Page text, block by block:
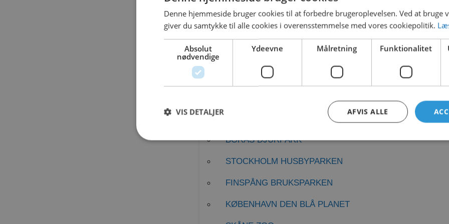
WATER JOURNEY™
GLOMIST
ELEVATIONS™ & PLAYNUK
KVALITET OG FAKTA
GØTEBORG MÅNEDSPARK
BORÅS DJURPARK
STOCKHOLM HUSBYPARKEN
FINSPÅNG BRUKSPARKEN
KØBENHAVN DEN BLÅ PLANET
SIMILAR DOWNLOADS
No related download found!
Adresse
Denne hjemmeside bruger cookies til at forbedre brugeroplevelsen. Ved at bruge
giver du samtykke til alle cookies i overensstemmelse med vores cookiepolitik.
Absolut
nødvendige
Ydeevne Målretning Funktionalitet
AFVIS ALLE
VIS DETALJER